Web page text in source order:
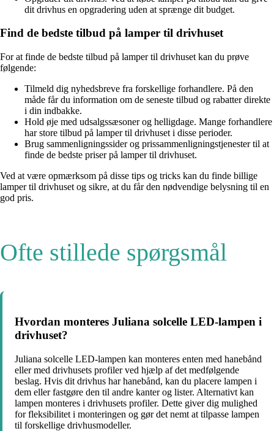
dit drivhus en opgradering uden at sprænge dit budget.
Find de bedste tilbud på lamper til drivhuset
For at finde de bedste tilbud på lamper til drivhuset kan du prøve
følgende:
Tilmeld dig nyhedsbreve fra forskellige forhandlere. På den
måde får du information om de seneste tilbud og rabatter direkte
i din indbakke.
Hold øje med udsalgssæsoner og helligdage. Mange forhandlere
har store tilbud på lamper til drivhuset i disse perioder.
Brug sammenligningssider og prissammenligningstjenester til at
finde de bedste priser på lamper til drivhuset.
Ved at være opmærksom på disse tips og tricks kan du finde billige
lamper til drivhuset og sikre, at du får den nødvendige belysning til en
god pris.
Ofte stillede spørgsmål
Hvordan monteres Juliana solcelle LED-lampen i
drivhuset?
Juliana solcelle LED-lampen kan monteres enten med hanebånd
eller med drivhusets profiler ved hjælp af det medfølgende
beslag. Hvis dit drivhus har hanebånd, kan du placere lampen i
dem eller fastgøre den til andre kanter og lister. Alternativt kan
lampen monteres i drivhusets profiler. Dette giver dig mulighed
for fleksibilitet i monteringen og gør det nemt at tilpasse lampen
til forskellige drivhusmodeller.